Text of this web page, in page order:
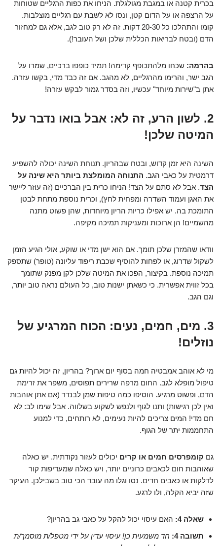
בכרית קטנה או במגבת מגולגלת. הניחו את כפות הרגליים שטוחות
על הרצפה או על הדום קטן, ונסו לא לשבת עם רגליים מוצלבות.
קומו והתהלכו כל 20-30 דקות. זה לא רק טוב לגב, אלא גם למחזור
הדם (ובטח לבריאות הכללית שלכן ושל העובר!).
בהרמה: שכחו מלהתכופף קדימה! תמיד כופפו ברכיים, שמרו על
הגב ישר, והרימו מהרגליים, לא מהגב. אם זה כבד מדי, בקשו עזרה.
אתן ב"שירות מיוחד" עכשיו, וזה בסדר גמור לבקש עזרה!
2. לשון הרע, זה לא: אבל בואו נדבר על
המיטה שלכן!
השינה היא זמן קדוש, ובטח שבהריון. תנוחת השינה יכולה להשפיע
דרמטית על כאבי הגב. התנוחה המומלצת ביותר היא שינה על
הצד. אבל לא סתם על הצד! הניחו כרית בין הברכיים (זה עוזר ליישר
את האגן ועמוד השדרה ומפחית לחץ), וכרית נוספת מתחת לבטן
התומכת בה. יש אפילו כריות הריון מיוחדות, שהן פשוט מתנה
מהשמיים! הן ארוכות ומעניקות תמיכה מקיפה.
וודאו שהמזרן שלכן תומך. אם הוא ישן מדי או שוקע, אולי הגיע הזמן
לשקול שדרוג, או לפחות להוסיף שכבת ריפוד עליונה (טופר) שתספק
תמיכה נוספת. בקיצור, הפכו את המיטה שלכן לקן מפנק שתומך
בכל זווית אפשרית. כי כשאתן ישנות טוב, כל העולם נראה טוב יותר,
וגם הגב.
3. מים, חמים, נעים: הכוח המרגיע של
נוזלים!
מי לא אוהב אמבטיה חמה בסוף יום ארוך? בהריון, זה יכול להיות גם
טיפול מופלא לגב. החום מרפה שרירים תפוסים, משפר את זרימת
הדם, ופשוט מרגיע. הוסיפו כמה טיפות שמן לבנדר (אם אתן אוהבות
ואין לכן רגישות) ותנו לגוף ולנפש לשקוע בשלווה. אבל שימו לב: לא
חם מדי! המים צריכים להיות נעימים, לא רותחים, כדי למנוע
התחממות יתר של הגוף.
גם קומפרסים חמים או קרים יכולים לעזור נקודתית. יש כאלה
שאוהבות חום לכאבים כרוניים יותר, ויש כאלה שמעדיפות קור
לדלקות או כאבים חדים. נסו וגלו מה עובד הכי טוב בשבילכן. העיקר
שזה יביא הקלה, ולו לרגע.
שאלה 4:
האם עיסוי יכול להקל על כאבי גב בהריון?
תשובה 4:
חד משמעית כן! עיסוי עדין על ידי מטפל/ת מוסמך/ת